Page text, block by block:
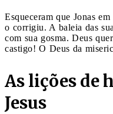
Esqueceram que Jonas
o corrigiu. A baleia das
com sua gosma. Deus
castigo! O Deus da
As lições de
Jesus